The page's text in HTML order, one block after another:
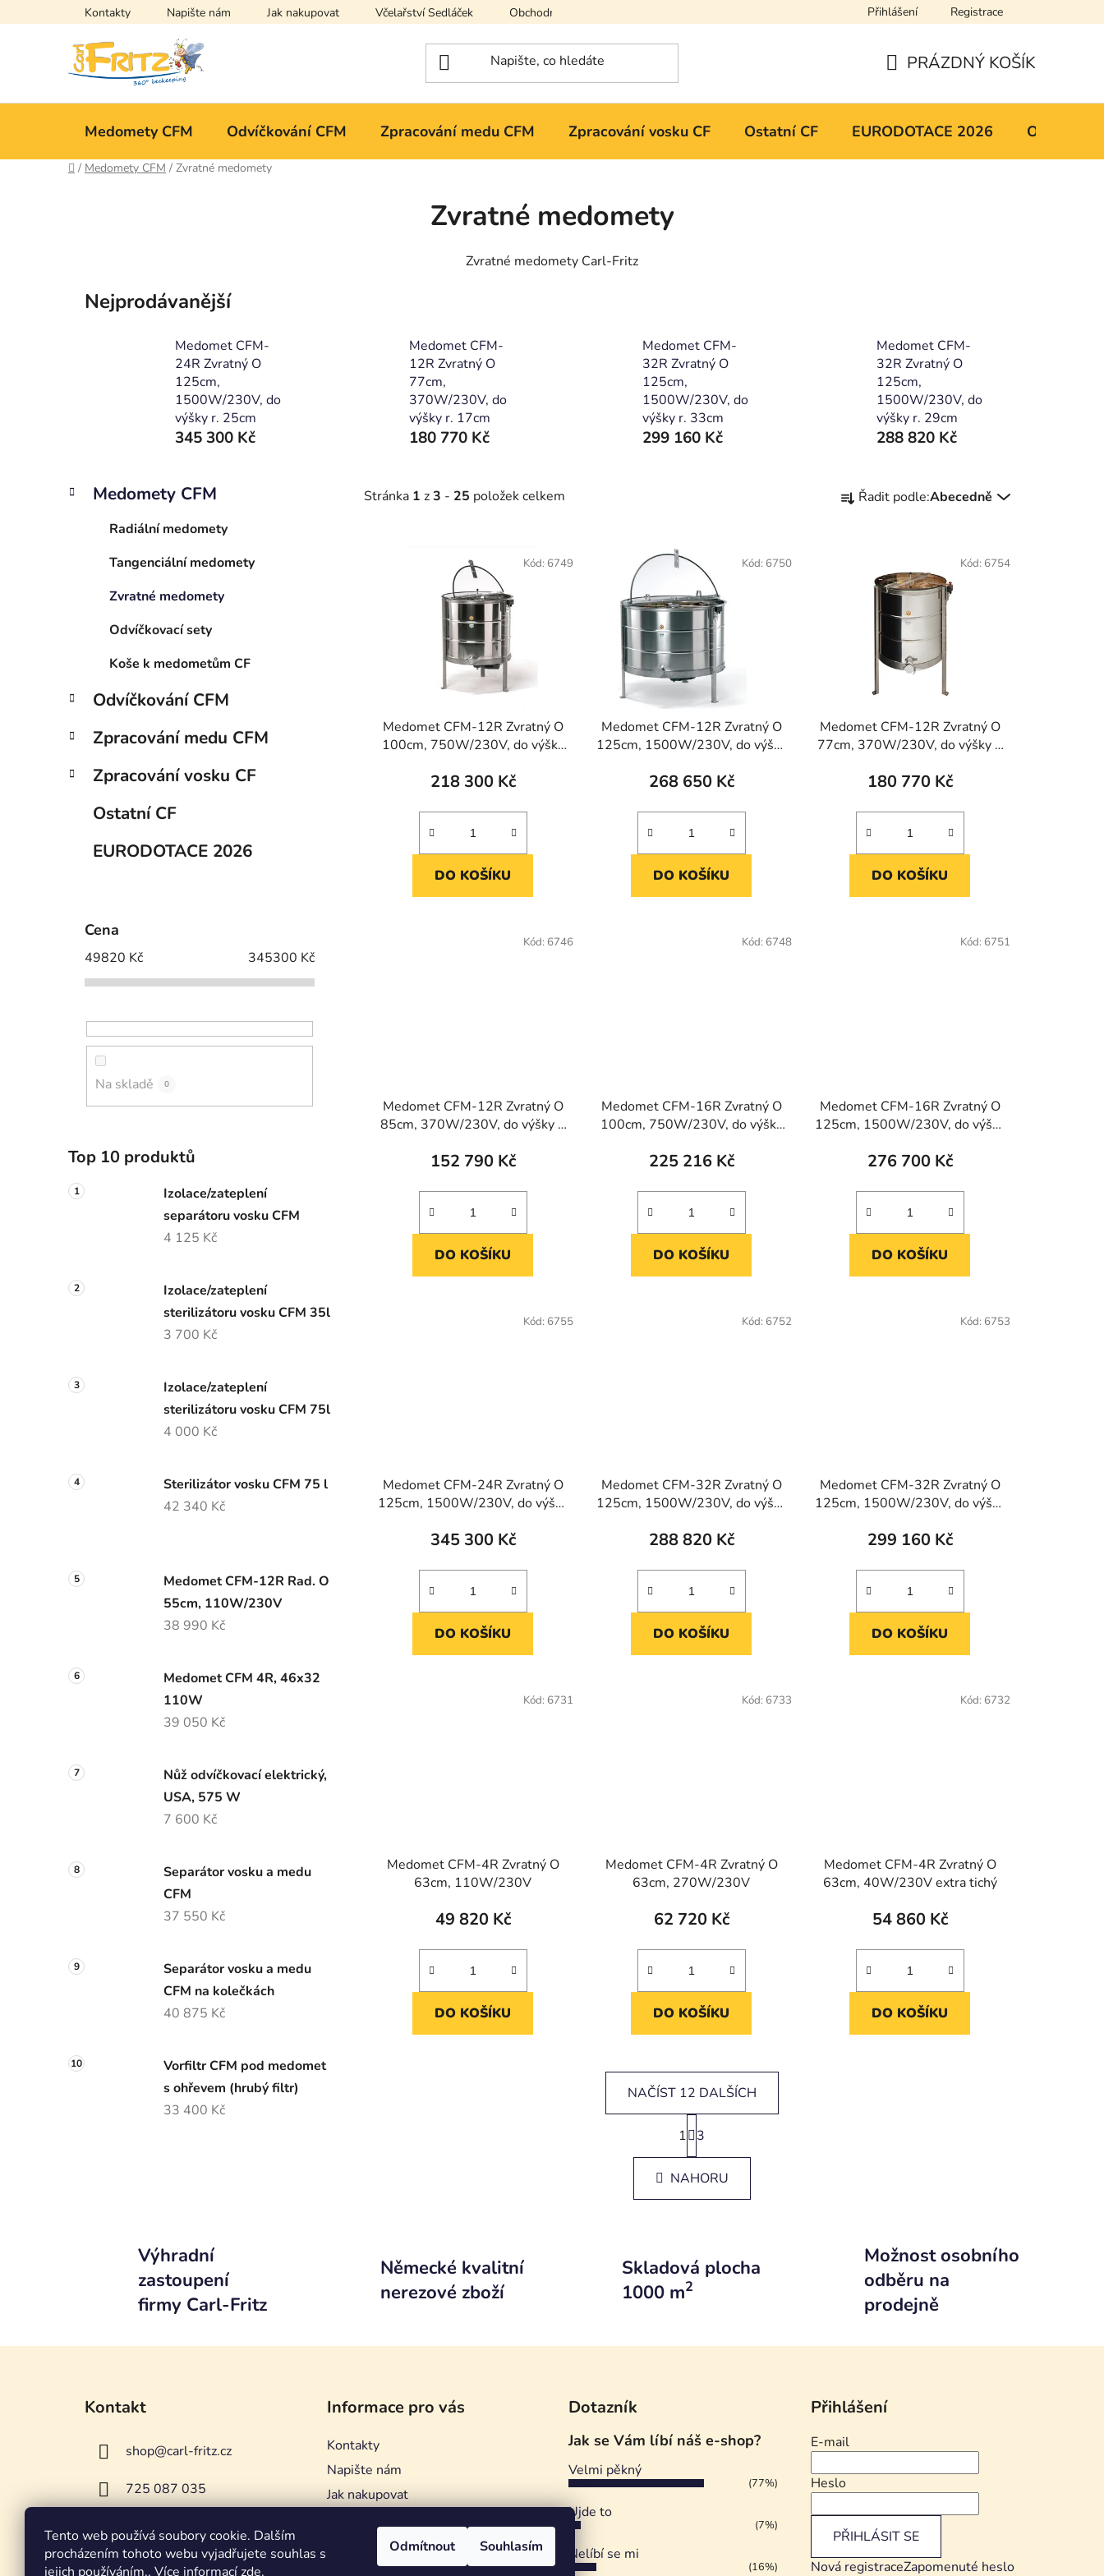
Tento web používá soubory cookie. Dalším
procházením tohoto webu vyjadřujete souhlas s
jejich používáním.. Více informacízde.
Odmítnout Souhlasím
na
Kontakty Napište nám Jak nakupovat Včelařství Sedláček Obchodní podmínky Mapa serveru
Přihlášení Registrace
KOŠÍK
PRÁZDNÝ KOŠÍK
Medomety CFM Odvíčkování CFM Zpracování medu CFM Zpracování vosku CF Ostatní CF EURODOTACE 2026 Obchodní
Domů
/ Medomety CFM / Zvratné medomety
Zvratné medomety
Zvratné medomety Carl-Fritz
Nejprodávanější
Medomet CFM-
24R Zvratný O
125cm,
1500W/230V, do
výšky r. 25cm
345 300 Kč
Medomet CFM-
12R Zvratný O
77cm,
370W/230V, do
výšky r. 17cm
180 770 Kč
Medomet CFM-
32R Zvratný O
125cm,
1500W/230V, do
výšky r. 33cm
299 160 Kč
Medomet CFM-
32R Zvratný O
125cm,
1500W/230V, do
výšky r. 29cm
288 820 Kč
P
a
e
Přeskočit
K
a
Medomety CFM
Radiální medomety
Tangenciální medomety
Zvratné medomety
Odvíčkovací sety
Koše k medometům CF
Odvíčkování CFM
Zpracování medu CFM
Zpracování vosku CF
Ostatní CF
EURODOTACE 2026
Cena
49820 Kč 345300 Kč
Na skladě 0
Top 10 produktů
Izolace/zateplení
separátoru vosku CFM
4 125 Kč
Izolace/zateplení
sterilizátoru vosku CFM 35l
3 700 Kč
Izolace/zateplení
sterilizátoru vosku CFM 75l
4 000 Kč
Sterilizátor vosku CFM 75 l
42 340 Kč
Medomet CFM-12R Rad. O
55cm, 110W/230V
38 990 Kč
Medomet CFM 4R, 46x32
110W
39 050 Kč
Nůž odvíčkovací elektrický,
USA, 575 W
7 600 Kč
Separátor vosku a medu
CFM
37 550 Kč
Separátor vosku a medu
CFM na kolečkách
40 875 Kč
Vorfiltr CFM pod medomet
s ohřevem (hrubý filtr)
33 400 Kč
Stránka 1 z3 - 25 položek celkem
a
k
t
Řadit podle:Abecedně
Medomet CFM-12R Zvratný O
100cm, 750W/230V, do výšky
218 300 Kč
DO KOŠÍKU
Kód: 6749
Medomet CFM-12R Zvratný O
125cm, 1500W/230V, do výšky
268 650 Kč
DO KOŠÍKU
Kód: 6750
Medomet CFM-12R Zvratný O
77cm, 370W/230V, do výšky r.
180 770 Kč
DO KOŠÍKU
Kód: 6754
Medomet CFM-12R Zvratný O
85cm, 370W/230V, do výšky r.
152 790 Kč
DO KOŠÍKU
Kód: 6746
Medomet CFM-16R Zvratný O
100cm, 750W/230V, do výšky
225 216 Kč
DO KOŠÍKU
Kód: 6748
Medomet CFM-16R Zvratný O
125cm, 1500W/230V, do výšky
276 700 Kč
DO KOŠÍKU
Kód: 6751
Medomet CFM-24R Zvratný O
125cm, 1500W/230V, do výšky
345 300 Kč
DO KOŠÍKU
Kód: 6755
Medomet CFM-32R Zvratný O
125cm, 1500W/230V, do výšky
288 820 Kč
DO KOŠÍKU
Kód: 6752
Medomet CFM-32R Zvratný O
125cm, 1500W/230V, do výšky
299 160 Kč
DO KOŠÍKU
Kód: 6753
Medomet CFM-4R Zvratný O
63cm, 110W/230V
49 820 Kč
DO KOŠÍKU
Kód: 6731
Medomet CFM-4R Zvratný O
63cm, 270W/230V
62 720 Kč
DO KOŠÍKU
Kód: 6733
Medomet CFM-4R Zvratný O
63cm, 40W/230V extra tichý
54 860 Kč
DO KOŠÍKU
Kód: 6732
O
v
l
á
í
p
k
i
s
NAČÍST 12 DALŠÍCH
S
t
r
n
k
n
í
1 3
NAHORU
Výhradní
zastoupení
firmy Carl-Fritz
Německé kvalitní
nerezové zboží
Skladová plocha
1000 m2
Možnost osobního
odběru na
prodejně
Kontakt
shop@carl-fritz.cz
725 087 035
Informace pro vás
Kontakty
Napište nám
Jak nakupovat
Obchodní podmínky
Podmínky ochrany osobních údajů
Dotazník
Jak se Vám líbí náš e-shop?
Velmi pěkný
(77%)
Ujde to
(7%)
Nelíbí se mi
(16%)
Přihlášení
E-mail
Heslo
PŘIHLÁSIT SE
Nová registraceZapomenuté heslo